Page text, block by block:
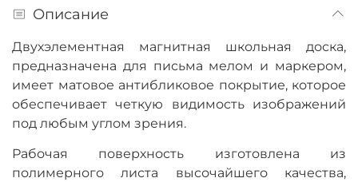
Описание
Двухэлементная магнитная школьная доска,
предназначена для письма мелом и маркером,
имеет матовое антибликовое покрытие, которое
обеспечивает четкую видимость изображений
под любым углом зрения.
Рабочая поверхность изготовлена из
полимерного листа высочайшего качества,